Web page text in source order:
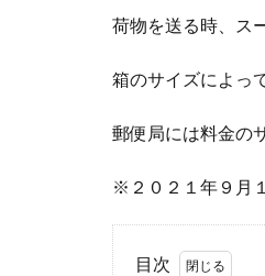
荷物を送る時、ス
箱のサイズによっ
郵便局には料金の
※２０２１年９月
目次